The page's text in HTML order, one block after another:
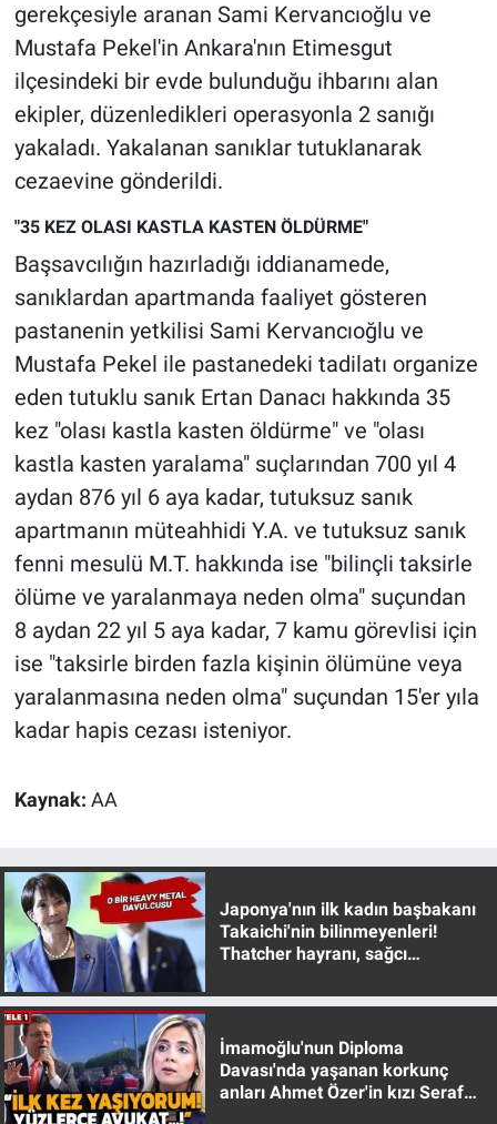
gerekçesiyle aranan Sami Kervancıoğlu ve
Mustafa Pekel'in Ankara'nın Etimesgut
ilçesindeki bir evde bulunduğu ihbarını alan
ekipler, düzenledikleri operasyonla 2 sanığı
yakaladı. Yakalanan sanıklar tutuklanarak
cezaevine gönderildi.
"35 KEZ OLASI KASTLA KASTEN ÖLDÜRME"
Başsavcılığın hazırladığı iddianamede,
sanıklardan apartmanda faaliyet gösteren
pastanenin yetkilisi Sami Kervancıoğlu ve
Mustafa Pekel ile pastanedeki tadilatı organize
eden tutuklu sanık Ertan Danacı hakkında 35
kez "olası kastla kasten öldürme" ve "olası
kastla kasten yaralama" suçlarından 700 yıl 4
aydan 876 yıl 6 aya kadar, tutuksuz sanık
apartmanın müteahhidi Y.A. ve tutuksuz sanık
fenni mesulü M.T. hakkında ise "bilinçli taksirle
ölüme ve yaralanmaya neden olma" suçundan
8 aydan 22 yıl 5 aya kadar, 7 kamu görevlisi için
ise "taksirle birden fazla kişinin ölümüne veya
yaralanmasına neden olma" suçundan 15'er yıla
kadar hapis cezası isteniyor.
Kaynak: AA
Japonya'nın ilk kadın başbakanı
Takaichi'nin bilinmeyenleri!
Thatcher hayranı, sağcı
İmamoğlu'nun Diploma
Davası'nda yaşanan korkunç
anları Ahmet Özer'in kızı Seraf
Kültür Sanat
Ne demişti
Nedir
Popüler
Programlar
Sağlık
Spor
Teknoloji
Türkiye'nin Geleceği
Türkiye'nin Gündemi
Yerel Gündem
Yerel Yaşam
Canlı Yayın